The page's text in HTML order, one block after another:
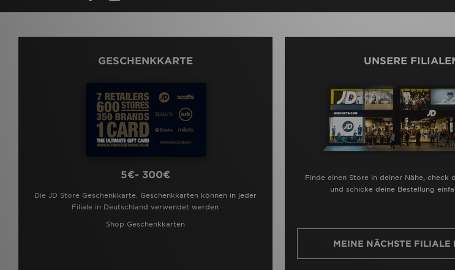
GESCHENKKARTE
5€- 300€
Die JD Store Geschenkkarte. Geschenkkarten können in jeder
Filiale in Deutschland verwendet werden
Shop Geschenkkarten
UNSERE
Finde einen Store in deiner Nähe, check
und schicke deine Bestellung
MEINE NÄCHSTE FILIALE